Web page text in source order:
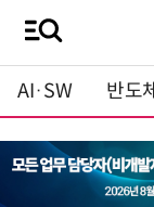
AI·SW 반도체